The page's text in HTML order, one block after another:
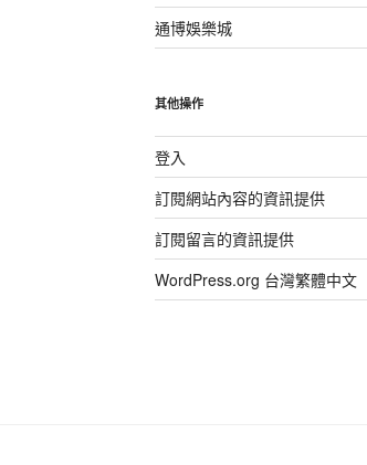
通博娛樂城
其他操作
登入
訂閱網站內容的資訊提供
訂閱留言的資訊提供
WordPress.org 台灣繁體中文